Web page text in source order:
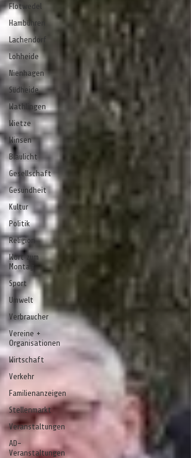
Flotwedel
Hambühren
Lachendorf
Lohheide
Nienhagen
Südheide
Wathlingen
Wietze
Winsen
Blaulicht
Gesellschaft
Gesundheit
Kultur
Politik
Religion
Wort zum
Montag
Sport
Umwelt
Verbraucher
Vereine +
Organisationen
Wirtschaft
Verkehr
Familienanzeigen
Stellenmarkt
Veranstaltungen
AD-
Veranstaltungen